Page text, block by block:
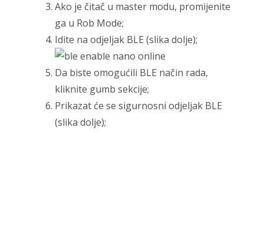
Ako je čitač u master modu, promijenite
ga u Rob Mode;
Idite na odjeljak BLE (slika dolje);
Da biste omogućili BLE način rada,
kliknite gumb sekcije;
Prikazat će se sigurnosni odjeljak BLE
(slika dolje);